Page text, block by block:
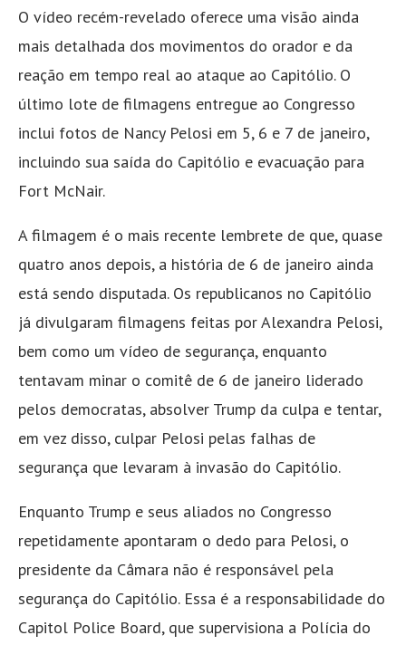
O vídeo recém-revelado oferece uma visão ainda
mais detalhada dos movimentos do orador e da
reação em tempo real ao ataque ao Capitólio. O
último lote de filmagens entregue ao Congresso
inclui fotos de Nancy Pelosi em 5, 6 e 7 de janeiro,
incluindo sua saída do Capitólio e evacuação para
Fort McNair.
A filmagem é o mais recente lembrete de que, quase
quatro anos depois, a história de 6 de janeiro ainda
está sendo disputada. Os republicanos no Capitólio
já divulgaram filmagens feitas por Alexandra Pelosi,
bem como um vídeo de segurança, enquanto
tentavam minar o comitê de 6 de janeiro liderado
pelos democratas, absolver Trump da culpa e tentar,
em vez disso, culpar Pelosi pelas falhas de
segurança que levaram à invasão do Capitólio.
Enquanto Trump e seus aliados no Congresso
repetidamente apontaram o dedo para Pelosi, o
presidente da Câmara não é responsável pela
segurança do Capitólio. Essa é a responsabilidade do
Capitol Police Board, que supervisiona a Polícia do